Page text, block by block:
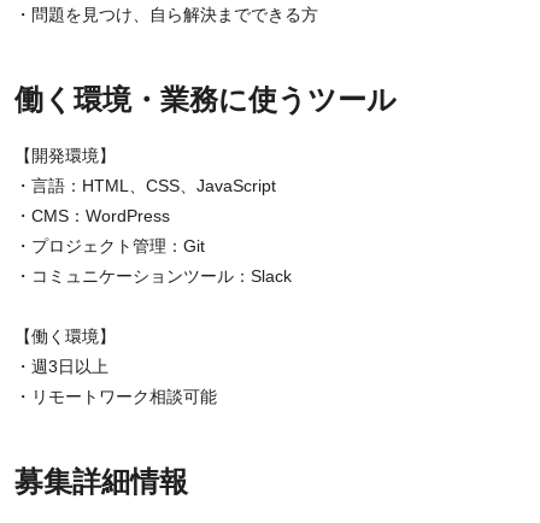
・問題を見つけ、自ら解決までできる方
働く環境・業務に使うツール
【開発環境】
・言語：HTML、CSS、JavaScript
・CMS：WordPress
・プロジェクト管理：Git
・コミュニケーションツール：Slack
【働く環境】
・週3日以上
・リモートワーク相談可能
募集詳細情報